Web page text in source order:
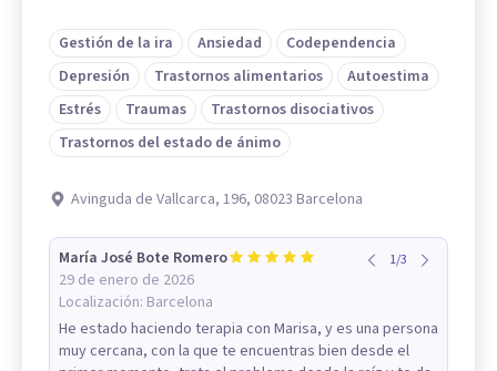
Gestión de la ira Ansiedad
Codependencia
Depresión
Trastornos alimentarios
Autoestima
Estrés
Traumas
Trastornos disociativos
Trastornos del estado de ánimo
Avinguda de Vallcarca, 196, 08023 Barcelona
María José Bote Romero
29 de enero de 2026
Localización: Barcelona
1/3
He estado haciendo terapia con Marisa, y es una persona
muy cercana, con la que te encuentras bien desde el